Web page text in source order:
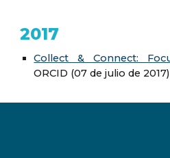
2017
Collect & Connect:
ORCID (07 de julio de 2017)